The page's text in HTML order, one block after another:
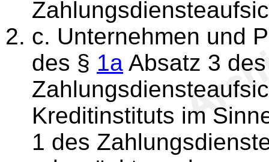
c. Unternehmen und
des § 1a Absatz 3 des
Kreditinstituts im
1 des